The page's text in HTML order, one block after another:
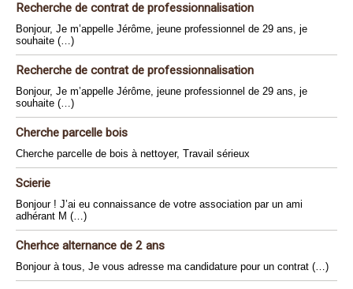
Recherche de contrat de professionnalisation
Bonjour, Je m’appelle Jérôme, jeune professionnel de 29 ans, je
souhaite (…)
Recherche de contrat de professionnalisation
Bonjour, Je m’appelle Jérôme, jeune professionnel de 29 ans, je
souhaite (…)
Cherche parcelle bois
Cherche parcelle de bois à nettoyer, Travail sérieux
Scierie
Bonjour ! J’ai eu connaissance de votre association par un ami
adhérant M (…)
Cherhce alternance de 2 ans
Bonjour à tous, Je vous adresse ma candidature pour un contrat (…)